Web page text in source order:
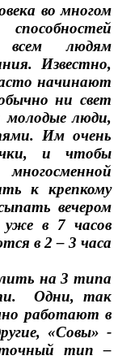
во многом
всем людям
Известно,
начинают
ни свет
молодые люди,
Им очень
и чтобы
к крепкому
вечером
уже в 7 часов
в 2 – 3 часа
на 3 типа
Одни, так
работают в
«Совы» -
тип –